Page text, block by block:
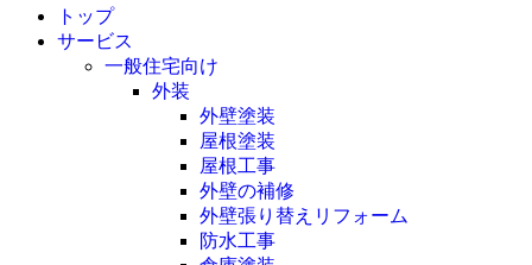
トップ
サービス
一般住宅向け
外装
外壁塗装
屋根塗装
屋根工事
外壁の補修
外壁張り替えリフォーム
防水工事